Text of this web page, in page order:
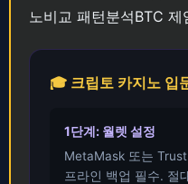
노비교 패턴분석BTC 제
🎓 크립토 카지노 입
1단계: 월렛 설정
MetaMask 또는
프라인 백업 필수. 절